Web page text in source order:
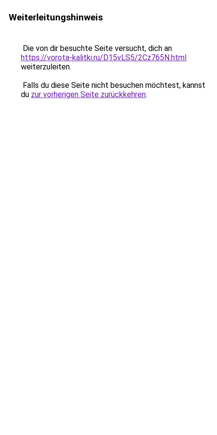
Weiterleitungshinweis
Die von dir besuchte Seite versucht, dich an
https://vorota-kalitki.ru/D15vLS5/2Cz765N.html
weiterzuleiten.
Falls du diese Seite nicht besuchen möchtest, kannst
du zur vorherigen Seite zurückkehren.